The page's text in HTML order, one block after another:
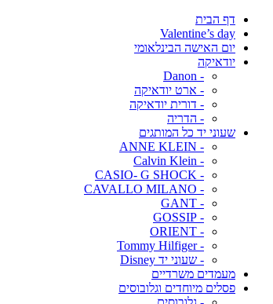
דף הבית
Valentine’s day
יום האישה הבינלאומי
יודאיקה
- Danon
- ארט יודאיקה
- דורית יודאיקה
- הדריה
שעוני יד כל המותגים
- ANNE KLEIN
- Calvin Klein
- CASIO- G SHOCK
- CAVALLO MILANO
- GANT
- GOSSIP
- ORIENT
- Tommy Hilfiger
- שעוני יד Disney
מעמדים משרדיים
פסלים מיוחדים וגלובוסים